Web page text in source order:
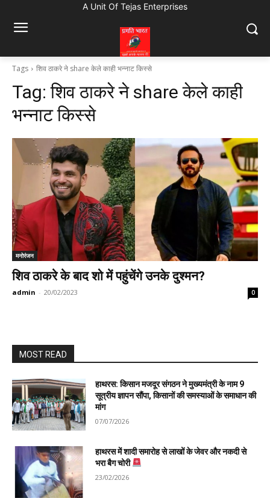
A Unit Of Tejas Enterprises
Tags शिव ठाकरे ने share केले काही भन्नाट किस्से
Tag:शिव ठाकरे ने share केले काही
भन्नाट किस्से
मनोरंजन
शिव ठाकरे के बाद शो में पहुंचेंगे उनके दुश्मन?
admin - 20/02/2023 0
MOST READ
हाथरस: किसान मजदूर संगठन ने मुख्यमंत्री के नाम 9
सूत्रीय ज्ञापन सौंपा, किसानों की समस्याओं के समाधान की
मांग
07/07/2026
हाथरस में शादी समारोह से लाखों के जेवर और नकदी से
भरा बैग चोरी
23/02/2026